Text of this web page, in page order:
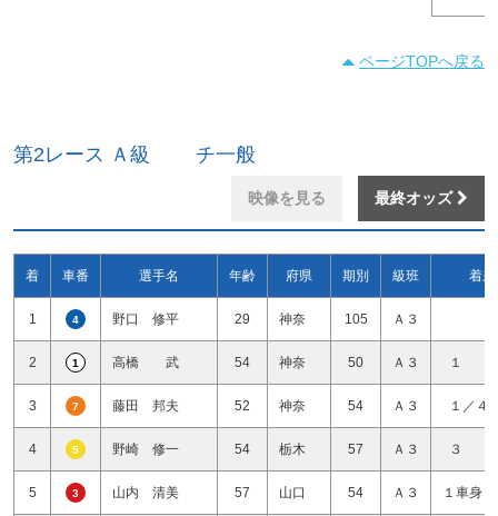
ページTOPへ戻る
第2レース Ａ級 チ一般
映像を見る 最終オッズ
着 車番 選手名 年齢 府県 期別 級班 着差
1 4 野口 修平 29 神奈 105 Ａ３
2 1 高橋 武 54 神奈 50 Ａ３ １
3 7 藤田 邦夫 52 神奈 54 Ａ３ １／４
4 5 野崎 修一 54 栃木 57 Ａ３ ３
5 3 山内 清美 57 山口 54 Ａ３ １車身